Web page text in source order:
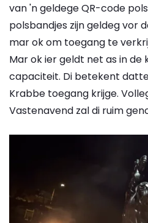
van 'n geldege QR-code
polsbandjes zijn geldeg vor
mar ok om toegang te
Mar ok ier geldt net as in de
capaciteit. Di betekent
Krabbe toegang krijge.
Vastenavend zal di ruim